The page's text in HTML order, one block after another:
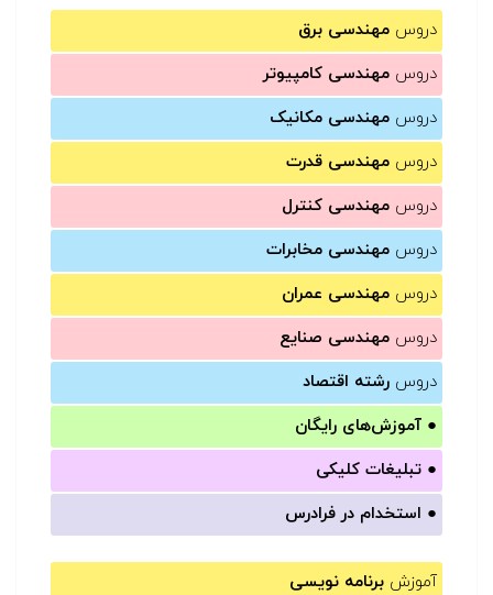
دروس مهندسی برق
دروس مهندسی کامپیوتر
دروس مهندسی مکانیک
دروس مهندسی قدرت
دروس مهندسی کنترل
دروس مهندسی مخابرات
دروس مهندسی عمران
دروس مهندسی صنایع
دروس رشته اقتصاد
● آموزش‌های رایگان
● تبلیغات کلیکی
● استخدام در فرادرس
آموزش برنامه نویسی